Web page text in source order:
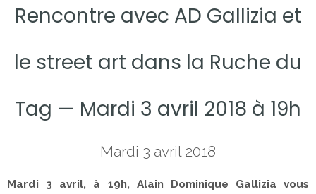
Rencontre avec AD Gallizia et
le street art dans la Ruche du
Tag — Mardi 3 avril 2018 à 19h
Mardi 3 avril 2018
Mardi 3 avril, à 19h, Alain Dominique Gallizia vous